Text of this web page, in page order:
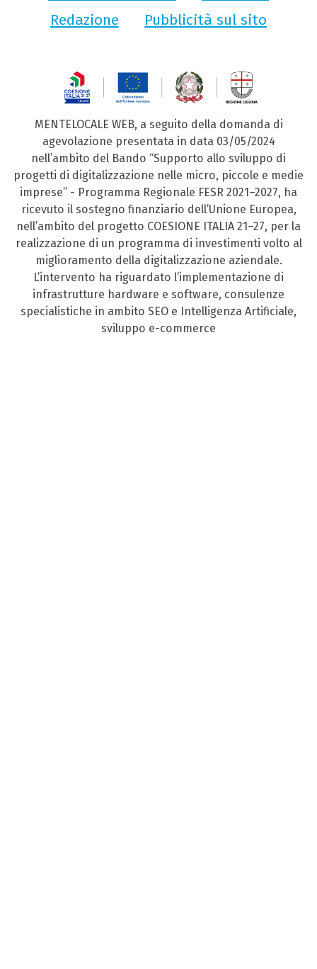
Redazione
Pubblicità sul sito
MENTELOCALE WEB, a seguito della domanda di
agevolazione presentata in data 03/05/2024
nell’ambito del Bando “Supporto allo sviluppo di
progetti di digitalizzazione nelle micro, piccole e medie
imprese” - Programma Regionale FESR 2021–2027, ha
ricevuto il sostegno finanziario dell’Unione Europea,
nell’ambito del progetto COESIONE ITALIA 21–27, per la
realizzazione di un programma di investimenti volto al
miglioramento della digitalizzazione aziendale.
L’intervento ha riguardato l’implementazione di
infrastrutture hardware e software, consulenze
specialistiche in ambito SEO e Intelligenza Artificiale,
sviluppo e-commerce